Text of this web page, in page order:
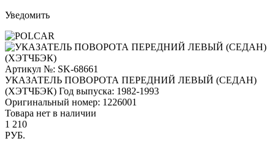
Уведомить
Артикул №: SK-68661
УКАЗАТЕЛЬ ПОВОРОТА ПЕРЕДНИЙ ЛЕВЫЙ (СЕДАН)
(ХЭТЧБЭК) Год выпуска: 1982-1993
Оригинальный номер: 1226001
Товара нет в наличии
1 210
РУБ.